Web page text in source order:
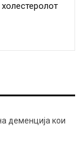
деменција кои